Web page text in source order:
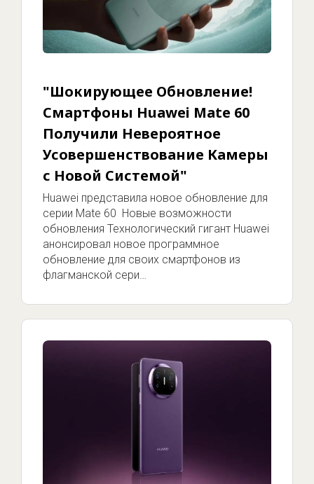
"Шокирующее Обновление!
Смартфоны Huawei Mate 60
Получили Невероятное
Усовершенствование Камеры
с Новой Системой"
Huawei представила новое обновление для
серии Mate 60 Новые возможности
обновления Технологический гигант Huawei
анонсировал новое программное
обновление для своих смартфонов из
флагманской сери…